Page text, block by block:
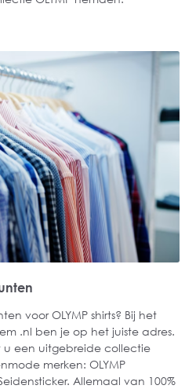
voor OLYMP shirts? Bij het
.nl ben je op het juiste adres.
u een uitgebreide collectie
merken: OLYMP
Allemaal van 100%